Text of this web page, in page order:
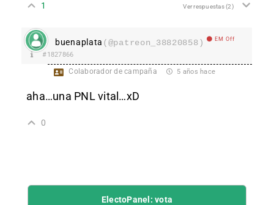
1 Ver respuestas(2)
buenaplata (@patreon_38820858) EM Off
#1827866
Colaborador de campaña 5 años hace
aha…una PNL vital…xD
0
ElectoPanel: vota